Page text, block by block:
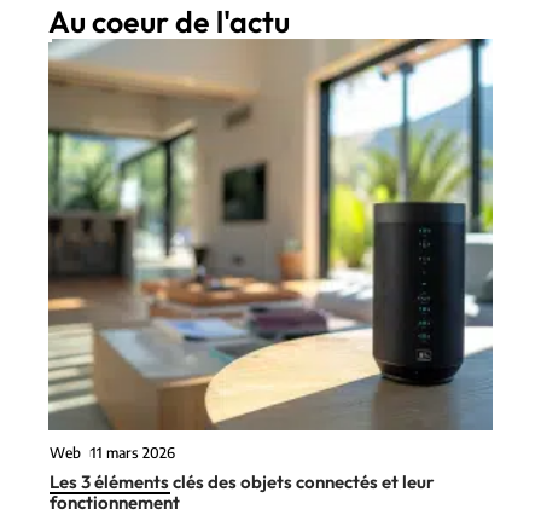
Au coeur de l'actu
Web 11 mars 2026
Les 3 éléments clés des objets connectés et leur
fonctionnement